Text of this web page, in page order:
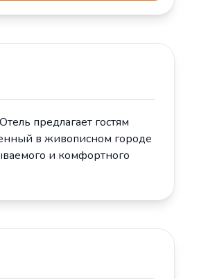
предлагает гостям
в живописном городе
и комфортного